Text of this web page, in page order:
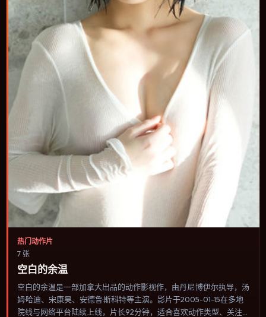
热门动作片
7 张
空白的余温
空白的余温是一部加拿大出品的动作影视作，由丹尼·博伊尔执导，汤
姆·哈迪、宋康昊、安德鲁·斯科特等主演。影片于2005-01-15在多地
院线与网络平台陆续上线，片长92分钟，适合喜欢动作类型、关注人